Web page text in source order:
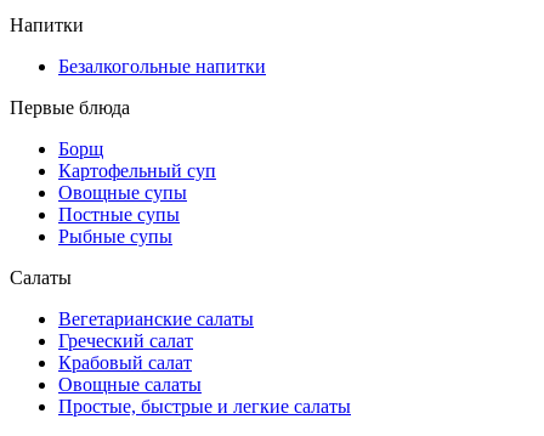
Напитки
Безалкогольные напитки
Первые блюда
Борщ
Картофельный суп
Овощные супы
Постные супы
Рыбные супы
Салаты
Вегетарианские салаты
Греческий салат
Крабовый салат
Овощные салаты
Простые, быстрые и легкие салаты